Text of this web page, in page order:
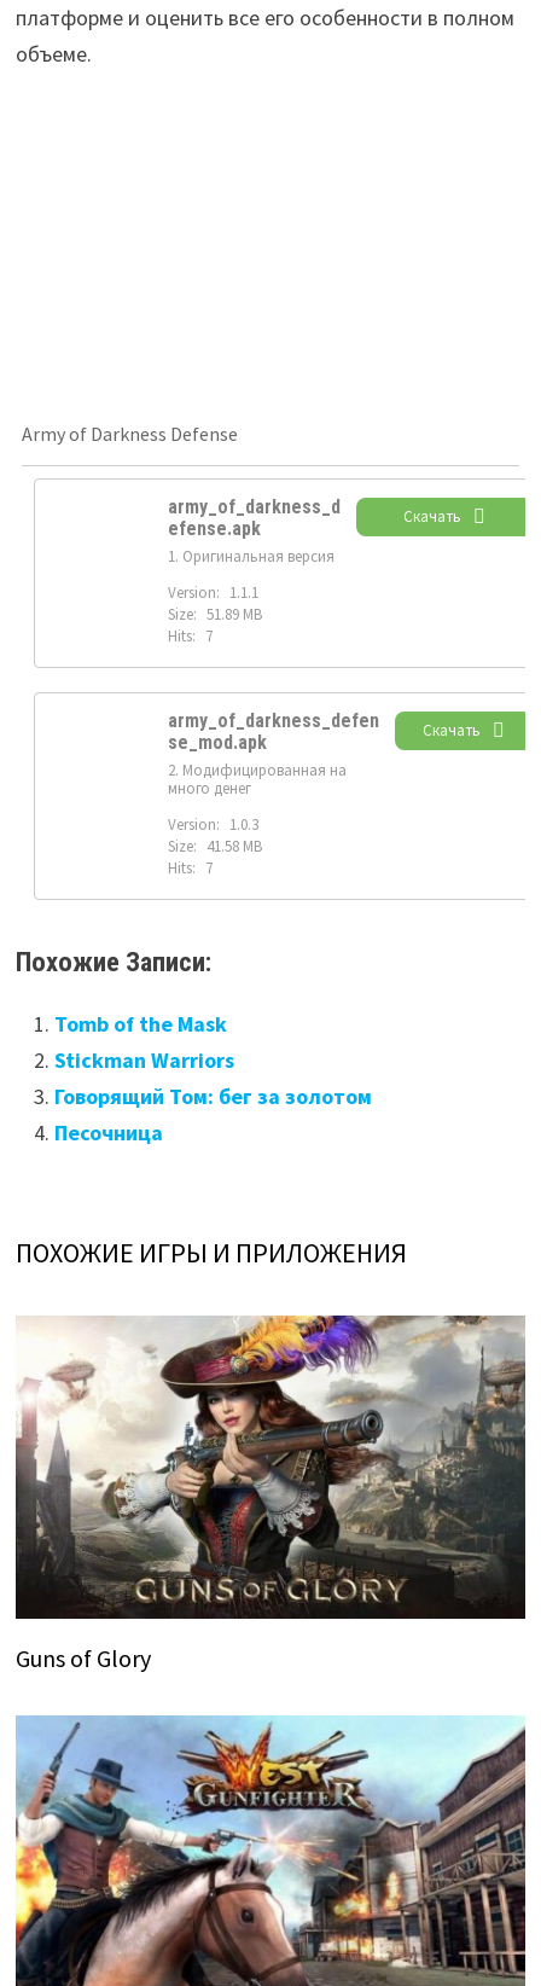
платформе и оценить все его особенности в полном
объеме.
Army of Darkness Defense
army_of_darkness_d
efense.apk
1. Оригинальная версия
Version: 1.1.1
Size: 51.89 MB
Hits: 7
Скачать
army_of_darkness_defen
se_mod.apk
2. Модифицированная на
много денег
Version: 1.0.3
Size: 41.58 MB
Hits: 7
Скачать
Похожие Записи:
Tomb of the Mask
Stickman Warriors
Говорящий Том: бег за золотом
Песочница
ПОХОЖИЕ ИГРЫ И ПРИЛОЖЕНИЯ
Guns of Glory